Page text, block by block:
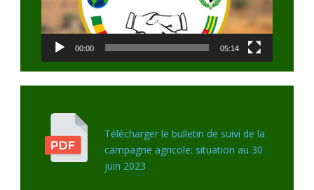
00:00 05:14
Télécharger le bulletin de suivi de la
campagne agricole: situation au 30
juin 2023